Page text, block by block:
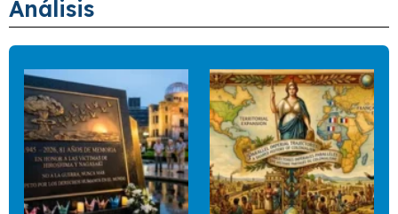
Análisis